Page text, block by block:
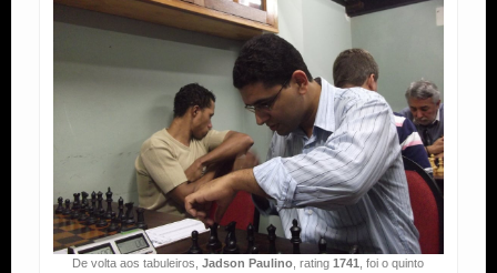
De volta aos tabuleiros,Jadson Paulino , rating1741 , foi o quinto